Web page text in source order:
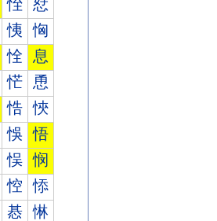
恎 恏
恞 恟
恮 息
恾 恿
悎 悏
悞 悟
悮 悯
悾 悿
惎 惏